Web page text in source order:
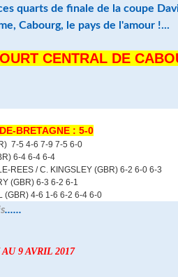
quarts de finale de la coupe
Cabourg, le pays de l'amour !...
CENTRAL DE
BRETAGNE : 5-0
7-5 4-6 7-9 7-5 6-0
6-4 6-4 6-4
REES / C. KINGSLEY (GBR) 6-2 6-0 6-3
(GBR) 6-3 6-2 6-1
(GBR) 4-6 1-6 6-2 6-4 6-0
......
AU 9 AVRIL 2017